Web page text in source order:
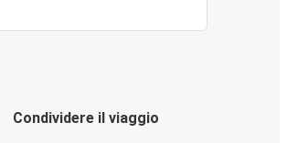
Condividere il viaggio